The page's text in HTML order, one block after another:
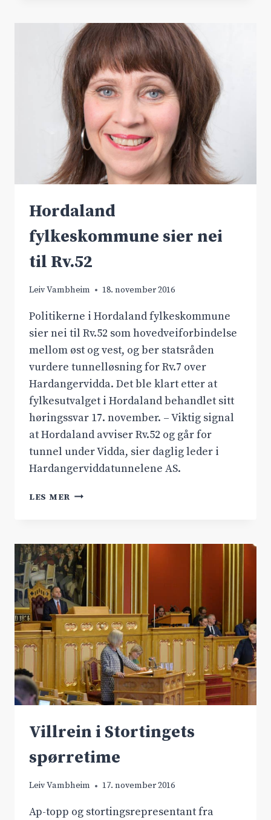
Hordaland
fylkeskommune sier nei
til Rv.52
Leiv Vambheim 18. november 2016
Politikerne i Hordaland fylkeskommune
sier nei til Rv.52 som hovedveiforbindelse
mellom øst og vest, og ber statsråden
vurdere tunnelløsning for Rv.7 over
Hardangervidda. Det ble klart etter at
fylkesutvalget i Hordaland behandlet sitt
høringssvar 17. november. – Viktig signal
at Hordaland avviser Rv.52 og går for
tunnel under Vidda, sier daglig leder i
Hardangerviddatunnelene AS.
LES MER HORDALAND
TIL
RV.52
Villrein i Stortingets
spørretime
Leiv Vambheim 17. november 2016
Ap-topp og stortingsrepresentant fra